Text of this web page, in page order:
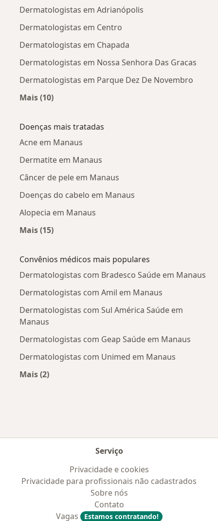
Dermatologistas em Adrianópolis
Dermatologistas em Centro
Dermatologistas em Chapada
Dermatologistas em Nossa Senhora Das Gracas
Dermatologistas em Parque Dez De Novembro
Mais (10)
Doenças mais tratadas
Acne em Manaus
Dermatite em Manaus
Câncer de pele em Manaus
Doenças do cabelo em Manaus
Alopecia em Manaus
Mais (15)
Convênios médicos mais populares
Dermatologistas com Bradesco Saúde em Manaus
Dermatologistas com Amil em Manaus
Dermatologistas com Sul América Saúde em
Manaus
Dermatologistas com Geap Saúde em Manaus
Dermatologistas com Unimed em Manaus
Mais (2)
Serviço
Privacidade e cookies
Privacidade para profissionais não cadastrados
Sobre nós
Contato
Vagas
Estamos contratando!